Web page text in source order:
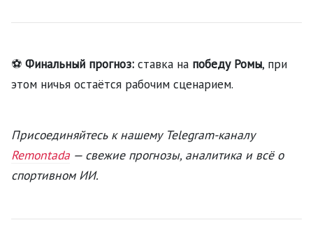
⚽ Финальный прогноз: ставка на победу Ромы, при
этом ничья остаётся рабочим сценарием.
Присоединяйтесь к нашему Telegram-каналу
Remontada — свежие прогнозы, аналитика и всё о
спортивном ИИ.